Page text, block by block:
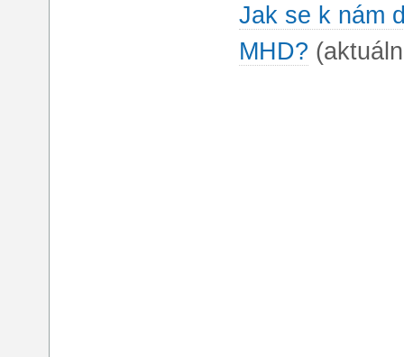
Jak se k nám
MHD?